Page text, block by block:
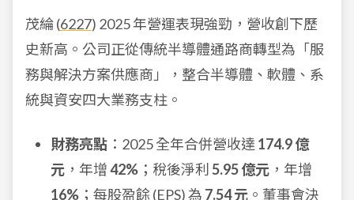
茂綸 (6227) 2025 年營運表現強勁，營收創下歷
史新高。公司正從傳統半導體通路商轉型為「服
務與解決方案供應商」，整合半導體、軟體、系
統與資安四大業務支柱。
財務亮點 ：2025 全年合併營收達 174.9 億
元 ，年增42% ；稅後淨利 5.95 億元 ，年增
16% ；每股盈餘 (EPS) 為 7.54 元 。董事會決